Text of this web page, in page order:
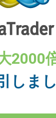
2000
しま